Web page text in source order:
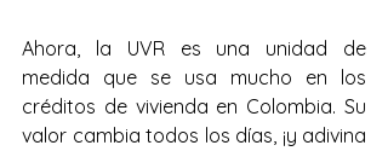
Ahora, la UVR es una unidad de
medida que se usa mucho en los
créditos de vivienda en Colombia. Su
valor cambia todos los días, ¡y adivina